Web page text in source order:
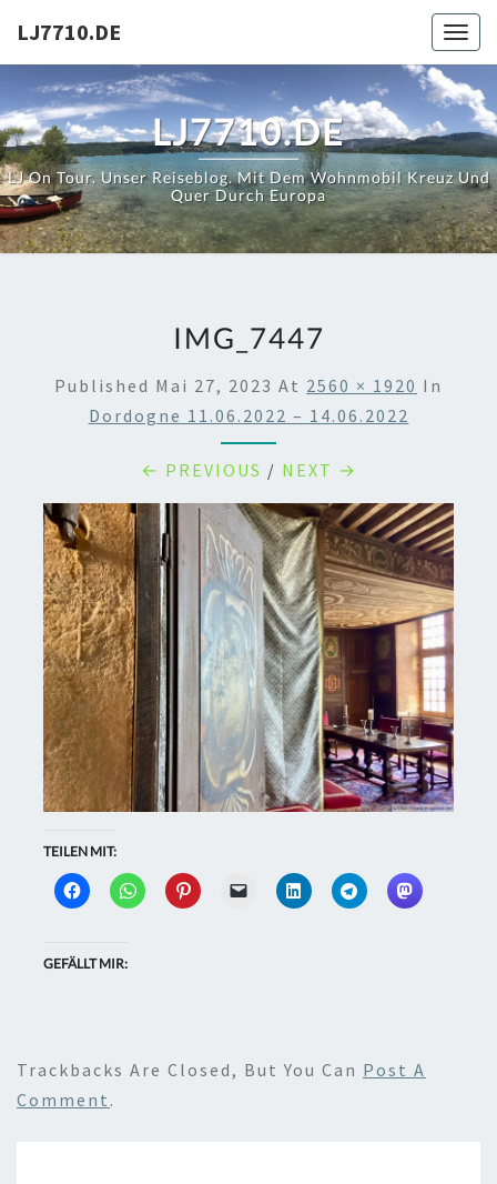
LJ7710.DE
LJ7710.DE
LJ On Tour. Unser Reiseblog. Mit Dem Wohnmobil Kreuz Und
Quer Durch Europa
IMG_7447
Published Mai 27, 2023 At 2560 × 1920 In
Dordogne 11.06.2022 – 14.06.2022
← PREVIOUS / NEXT →
TEILEN MIT:
GEFÄLLT MIR:
Trackbacks Are Closed, But You Can Post A
Comment .